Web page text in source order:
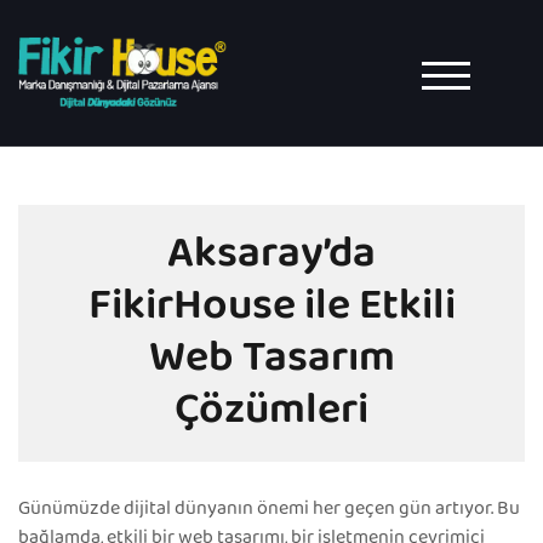
content
TOGGLE
Aksaray’da
FikirHouse ile Etkili
Web Tasarım
Çözümleri
Günümüzde dijital dünyanın önemi her geçen gün artıyor. Bu